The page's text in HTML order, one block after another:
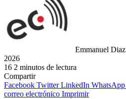
Emmanuel Diaz
2026
16 2 minutos de lectura
Compartir
Facebook Twitter LinkedIn WhatsApp
correo electrónico Imprimir